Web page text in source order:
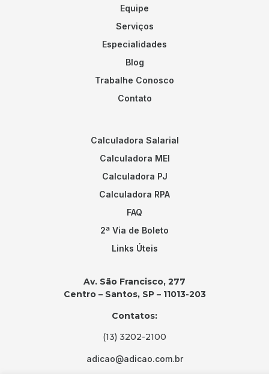
Equipe
Serviços
Especialidades
Blog
Trabalhe Conosco
Contato
Calculadora Salarial
Calculadora MEI
Calculadora PJ
Calculadora RPA
FAQ
2ª Via de Boleto
Links Úteis
Av. São Francisco, 277
Centro – Santos, SP – 11013-203
Contatos:
(13) 3202-2100
adicao@adicao.com.br